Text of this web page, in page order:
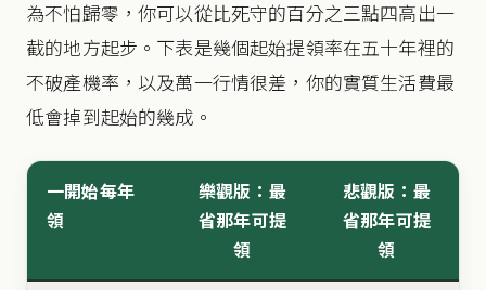
為不怕歸零，你可以從比死守的百分之三點四高出一
截的地方起步。下表是幾個起始提領率在五十年裡的
不破產機率，以及萬一行情很差，你的實質生活費最
低會掉到起始的幾成。
一開始每年
領
樂觀版：最
省那年可提
領
悲觀版：最
省那年可提
領